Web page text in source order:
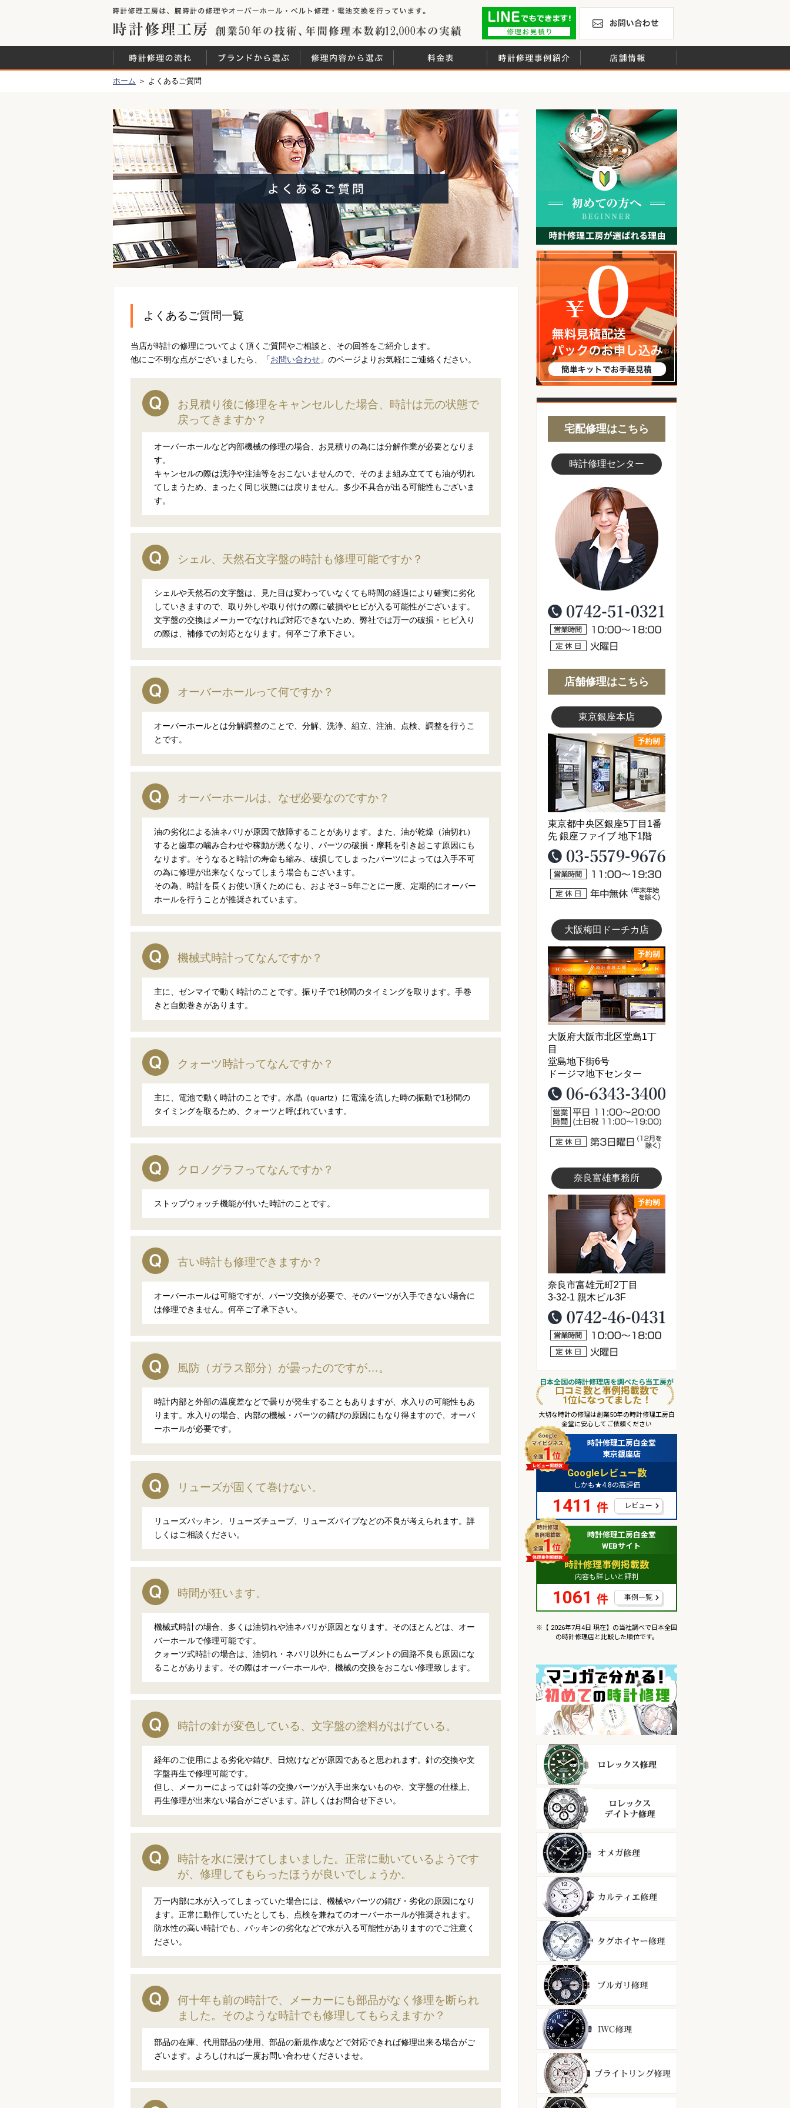
時計修理工房は、腕時計の修理やオーバーホール・ベルト修理・電池交換を行ってい
時計修理工房 白金堂（時計修理職人直営店）
創業44年の技術、年間修理本数約6,000本の実績
時計修理の流れ ブランドから選ぶ 修理内容から選ぶ 料金表 時計修理事例紹介 店舗情報
ホーム ＞ よくあるご質問
よくあるご質問
よくあるご質問一覧
当店が時計の修理についてよく頂くご質問やご相談と、その回答をご紹介します。
他にご不明な点がございましたら、「お問い合わせ 」のページよりお気軽にご連絡ください。
お見積り後に修理をキャンセルした場合、時計は元の状態で
戻ってきますか？
オーバーホールなど内部機械の修理の場合、お見積りの為には分解作業が必要となりま
す。
キャンセルの際は洗浄や注油等をおこないませんので、そのまま組み立てても油が切れ
てしまうため、まったく同じ状態には戻りません。多少不具合が出る可能性もございま
す。
シェル、天然石文字盤の時計も修理可能ですか？
シェルや天然石の文字盤は、見た目は変わっていなくても時間の経過により確実に劣化
していきますので、取り外しや取り付けの際に破損やヒビが入る可能性がございます。
文字盤の交換はメーカーでなければ対応できないため、弊社では万一の破損・ヒビ入り
の際は、補修での対応となります。何卒ご了承下さい。
オーバーホールって何ですか？
オーバーホールとは分解調整のことで、分解、洗浄、組立、注油、点検、調整を行うこ
とです。
オーバーホールは、なぜ必要なのですか？
油の劣化による油ネバリが原因で故障することがあります。また、油が乾燥（油切れ）
すると歯車の噛み合わせや稼動が悪くなり、パーツの破損・摩耗を引き起こす原因にも
なります。そうなると時計の寿命も縮み、破損してしまったパーツによっては入手不可
の為に修理が出来なくなってしまう場合もございます。
その為、時計を長くお使い頂くためにも、およそ3～5年ごとに一度、定期的にオーバー
ホールを行うことが推奨されています。
機械式時計ってなんですか？
主に、ゼンマイで動く時計のことです。振り子で1秒間のタイミングを取ります。手巻
きと自動巻きがあります。
クォーツ時計ってなんですか？
主に、電池で動く時計のことです。水晶（quartz）に電流を流した時の振動で1秒間の
タイミングを取るため、クォーツと呼ばれています。
クロノグラフってなんですか？
ストップウォッチ機能が付いた時計のことです。
古い時計も修理できますか？
オーバーホールは可能ですが、パーツ交換が必要で、そのパーツが入手できない場合に
は修理できません。何卒ご了承下さい。
風防（ガラス部分）が曇ったのですが…。
時計内部と外部の温度差などで曇りが発生することもありますが、水入りの可能性もあ
ります。水入りの場合、内部の機械・パーツの錆びの原因にもなり得ますので、オーバ
ーホールが必要です。
リューズが固くて巻けない。
リューズパッキン、リューズチューブ、リューズパイプなどの不良が考えられます。詳
しくはご相談ください。
時間が狂います。
機械式時計の場合、多くは油切れや油ネバリが原因となります。そのほとんどは、オー
バーホールで修理可能です。
クォーツ式時計の場合は、油切れ・ネバリ以外にもムーブメントの回路不良も原因にな
ることがあります。その際はオーバーホールや、機械の交換をおこない修理致します。
時計の針が変色している、文字盤の塗料がはげている。
経年のご使用による劣化や錆び、日焼けなどが原因であると思われます。針の交換や文
字盤再生で修理可能です。
但し、メーカーによっては針等の交換パーツが入手出来ないものや、文字盤の仕様上、
再生修理が出来ない場合がございます。詳しくはお問合せ下さい。
時計を水に浸けてしまいました。正常に動いているようです
が、修理してもらったほうが良いでしょうか。
万一内部に水が入ってしまっていた場合には、機械やパーツの錆び・劣化の原因になり
ます。正常に動作していたとしても、点検を兼ねてのオーバーホールが推奨されます。
防水性の高い時計でも、パッキンの劣化などで水が入る可能性がありますのでご注意く
ださい。
何十年も前の時計で、メーカーにも部品がなく修理を断られ
ました。そのような時計でも修理してもらえますか？
部品の在庫、代用部品の使用、部品の新規作成などで対応できれば修理出来る場合がご
ざいます。よろしければ一度お問い合わせくださいませ。
宅配修理はこちら
時計修理センター
店舗修理はこちら
東京銀座本店
東京都中央区銀座5丁目1番
先 銀座ファイブ 地下1階
大阪梅田ドーチカ店
大阪府大阪市北区堂島1丁
目
堂島地下街6号
ドージマ地下センター
奈良富雄事務所
奈良市富雄元町2丁目
3-32-1 親木ビル3F
日本全国 の時計修理店を調べたら当工房が
口コミ数と事例掲載数で
1位になってました！
大切な時計の修理は創業50年の時計修理工房白
金堂に安心してご依頼ください
時計修理工房白金堂
東京銀座店
Googleレビュー数
しかも★4.8の高評価
1411 件 レビュー
時計修理工房白金堂
WEBサイト
時計修理事例掲載数
内容も詳しいと評判
1061 件 事例一覧
※【 2026年7月4日 現在】の当社調べで日本全国
の時計修理店と比較した順位です。